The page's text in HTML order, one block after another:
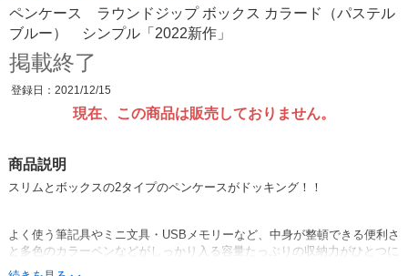
ペンケース ラウンドジップ ボックス カラード（パステル
ブルー） シンプル「2022新作」
掲載終了
登録日：2021/12/15
現在、この商品は販売しておりません。
商品説明
スリムとボックスの2タイプのペンケースがドッキング！！
よく使う筆記具やミニ文具・USBメモリーなど、中身が整頓できる便利さ
と多色のカラーペンなどがしっかり入る容量たっぷりの収納力がひとつに
なった。